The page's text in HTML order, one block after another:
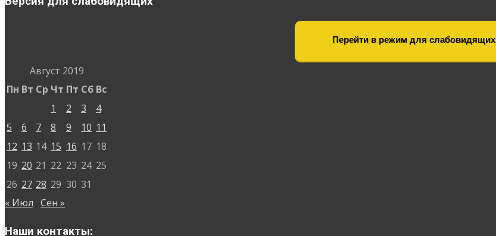
Перейти в режим для слабовидящих
Август 2019
Пн Вт Ср Чт Пт Сб Вс
1
2 3
4
5
6 7 8 9 10 11
12 13 14 15 16 17 18
19 20 21 22 23 24 25
26 27 28 29 30 31
« Июл Сен »
Наши контакты: